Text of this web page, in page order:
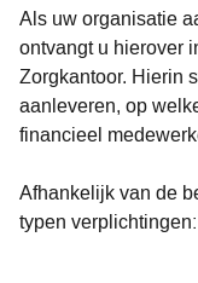
Als uw organisatie
ontvangt u hierover
Zorgkantoor. Hierin
aanleveren, op
financieel
Afhankelijk van de
typen verplichtingen: